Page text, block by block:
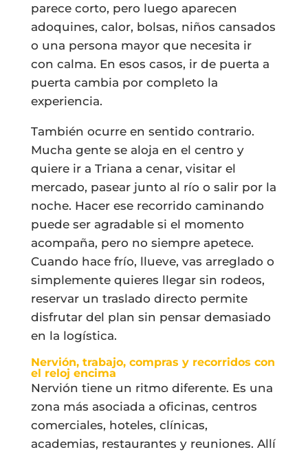
parece corto, pero luego aparecen
adoquines, calor, bolsas, niños cansados
o una persona mayor que necesita ir
con calma. En esos casos, ir de puerta a
puerta cambia por completo la
experiencia.
También ocurre en sentido contrario.
Mucha gente se aloja en el centro y
quiere ir a Triana a cenar, visitar el
mercado, pasear junto al río o salir por la
noche. Hacer ese recorrido caminando
puede ser agradable si el momento
acompaña, pero no siempre apetece.
Cuando hace frío, llueve, vas arreglado o
simplemente quieres llegar sin rodeos,
reservar un traslado directo permite
disfrutar del plan sin pensar demasiado
en la logística.
Nervión, trabajo, compras y recorridos con
el reloj encima
Nervión tiene un ritmo diferente. Es una
zona más asociada a oficinas, centros
comerciales, hoteles, clínicas,
academias, restaurantes y reuniones. Allí